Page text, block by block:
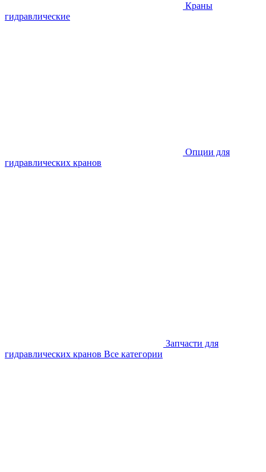
Краны
гидравлические
Опции для
гидравлических кранов
Запчасти для
гидравлических кранов Все категории